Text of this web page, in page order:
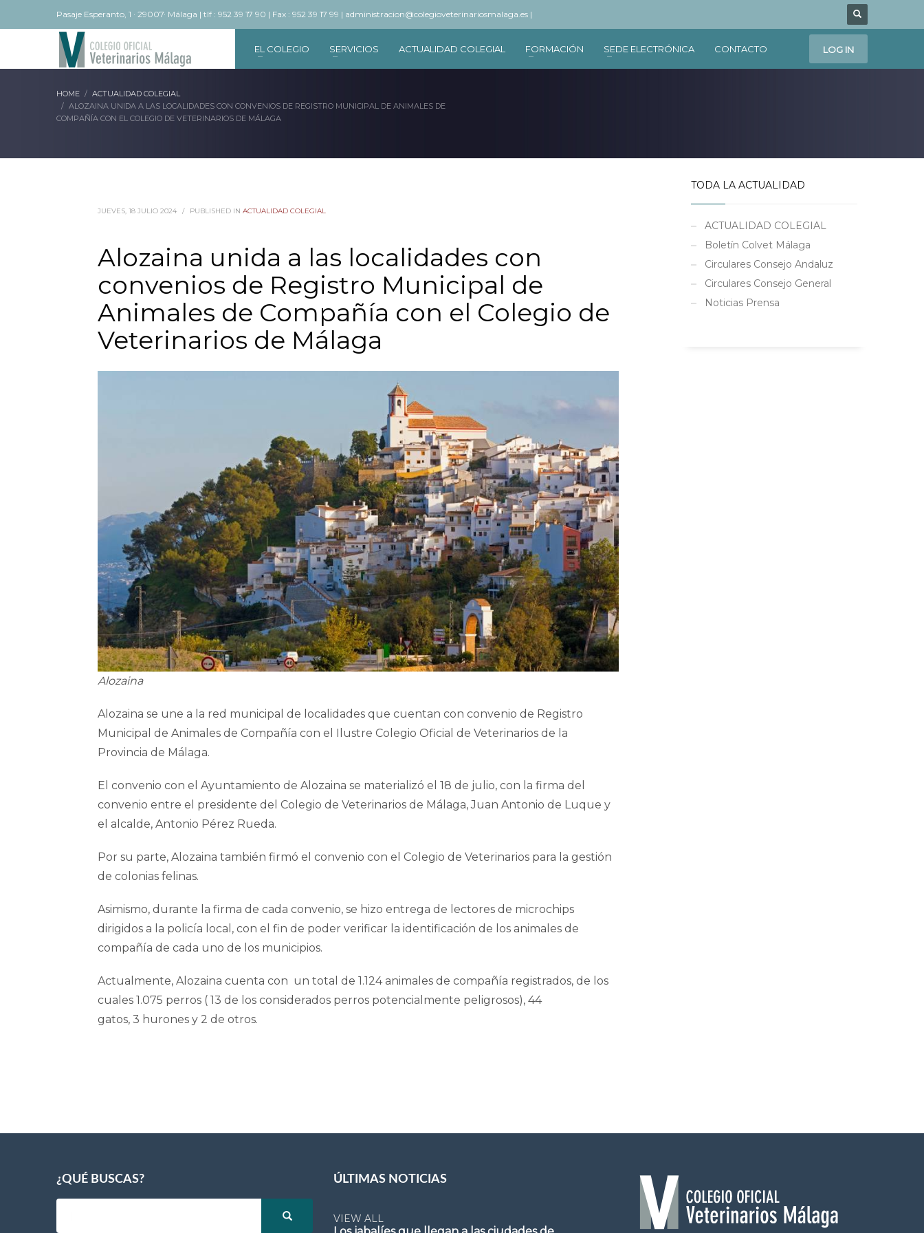
Pasaje Esperanto, 1 · 29007· Málaga | tlf : 952 39 17 90 | Fax : 952 39 17 99 | administracion@colegioveterinariosmalaga.es |
EL COLEGIO SERVICIOS ACTUALIDAD COLEGIAL FORMACIÓN SEDE ELECTRÓNICA CONTACTO LOG IN
HOME
ACTUALIDAD COLEGIAL
ALOZAINA UNIDA A LAS LOCALIDADES CON CONVENIOS DE REGISTRO MUNICIPAL DE ANIMALES DE
COMPAÑÍA CON EL COLEGIO DE VETERINARIOS DE MÁLAGA
JUEVES, 18 JULIO 2024 / PUBLISHED IN ACTUALIDAD COLEGIAL
Alozaina unida a las localidades con
convenios de Registro Municipal de
Animales de Compañía con el Colegio de
Veterinarios de Málaga
Alozaina
Alozaina se une a la red municipal de localidades que cuentan con convenio de Registro
Municipal de Animales de Compañía con el Ilustre Colegio Oficial de Veterinarios de la
Provincia de Málaga.
El convenio con el Ayuntamiento de Alozaina se materializó el 18 de julio, con la firma del
convenio entre el presidente del Colegio de Veterinarios de Málaga, Juan Antonio de Luque y
el alcalde, Antonio Pérez Rueda.
Por su parte, Alozaina también firmó el convenio con el Colegio de Veterinarios para la gestión
de colonias felinas.
Asimismo, durante la firma de cada convenio, se hizo entrega de lectores de microchips
dirigidos a la policía local, con el fin de poder verificar la identificación de los animales de
compañía de cada uno de los municipios.
Actualmente, Alozaina cuenta con un total de 1.124 animales de compañía registrados, de los
cuales 1.075 perros ( 13 de los considerados perros potencialmente peligrosos), 44
gatos, 3 hurones y 2 de otros.
TODA LA ACTUALIDAD
ACTUALIDAD COLEGIAL
Boletín Colvet Málaga
Circulares Consejo Andaluz
Circulares Consejo General
Noticias Prensa
¿QUÉ BUSCAS? ÚLTIMAS NOTICIAS
VIEW ALL